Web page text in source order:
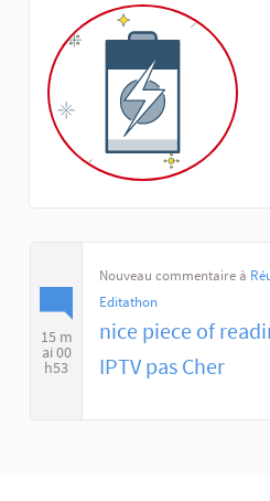
15 m
ai 00
h53
Nouveau commentaire à
Editathon
nice piece of
IPTV pas Cher